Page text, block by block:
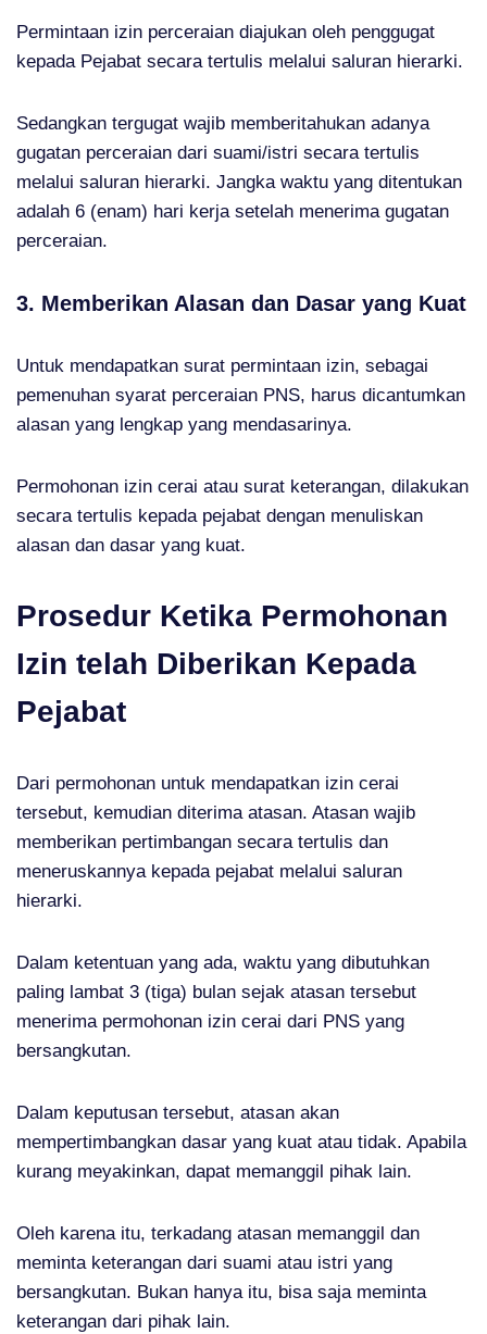
Permintaan izin perceraian diajukan oleh penggugat
kepada Pejabat secara tertulis melalui saluran hierarki.
Sedangkan tergugat wajib memberitahukan adanya
gugatan perceraian dari suami/istri secara tertulis
melalui saluran hierarki. Jangka waktu yang ditentukan
adalah 6 (enam) hari kerja setelah menerima gugatan
perceraian.
3. Memberikan Alasan dan Dasar yang Kuat
Untuk mendapatkan surat permintaan izin, sebagai
pemenuhan syarat perceraian PNS, harus dicantumkan
alasan yang lengkap yang mendasarinya.
Permohonan izin cerai atau surat keterangan, dilakukan
secara tertulis kepada pejabat dengan menuliskan
alasan dan dasar yang kuat.
Prosedur Ketika Permohonan
Izin telah Diberikan Kepada
Pejabat
Dari permohonan untuk mendapatkan izin cerai
tersebut, kemudian diterima atasan. Atasan wajib
memberikan pertimbangan secara tertulis dan
meneruskannya kepada pejabat melalui saluran
hierarki.
Dalam ketentuan yang ada, waktu yang dibutuhkan
paling lambat 3 (tiga) bulan sejak atasan tersebut
menerima permohonan izin cerai dari PNS yang
bersangkutan.
Dalam keputusan tersebut, atasan akan
mempertimbangkan dasar yang kuat atau tidak. Apabila
kurang meyakinkan, dapat memanggil pihak lain.
Oleh karena itu, terkadang atasan memanggil dan
meminta keterangan dari suami atau istri yang
bersangkutan. Bukan hanya itu, bisa saja meminta
keterangan dari pihak lain.